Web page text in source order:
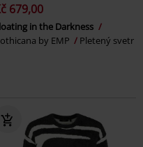
679,00
in the Darkness
by EMP
Pletený svetr